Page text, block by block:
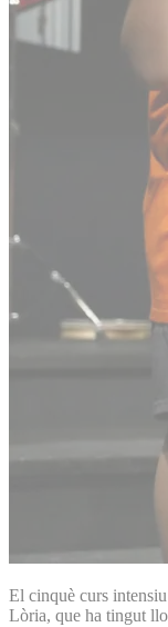
El cinquè curs
Lòria, que ha tingut